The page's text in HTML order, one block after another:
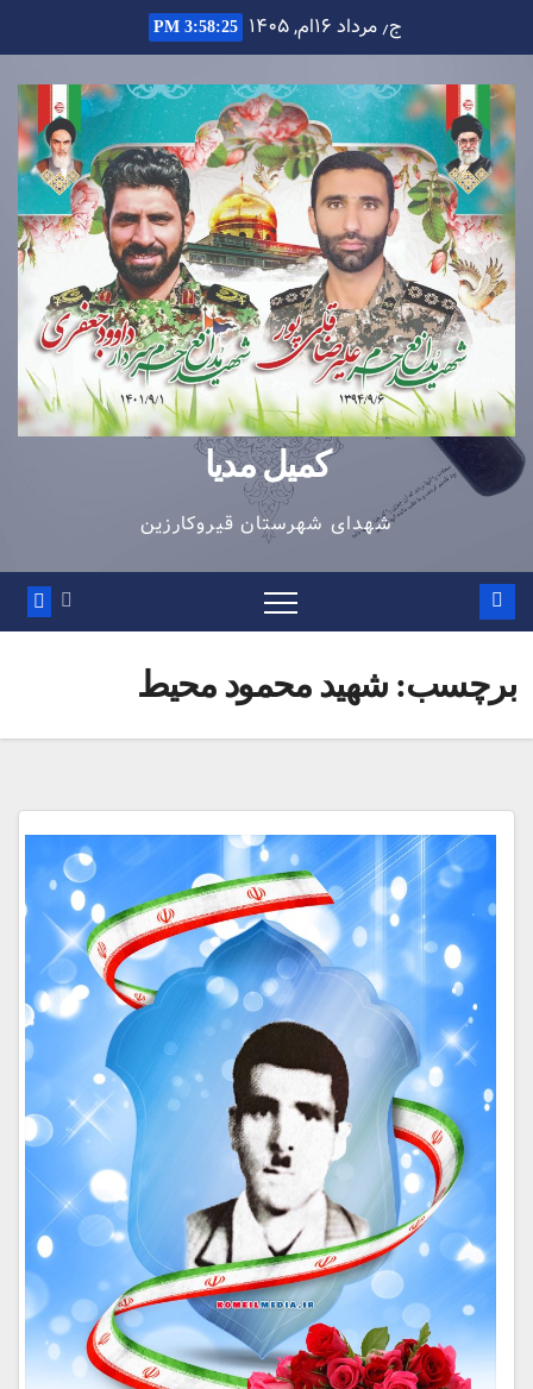
to
content
ج٫ مرداد ۱۶ام, ۱۴۰۵ 3:58:25 PM
کمیل مدیا
شهدای شهرستان قیروکارزین
برچسب:شهید محمود محیط